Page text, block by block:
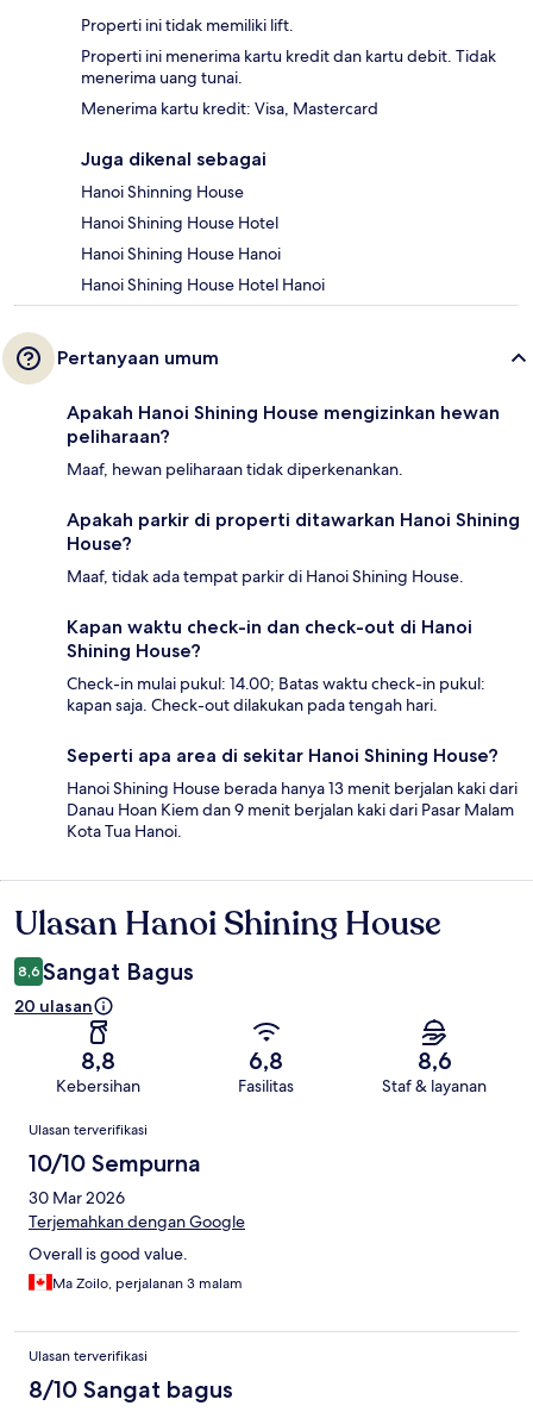
Properti ini tidak memiliki lift.
Properti ini menerima kartu kredit dan kartu debit. Tidak
menerima uang tunai.
Menerima kartu kredit: Visa, Mastercard
Juga dikenal sebagai
Hanoi Shinning House
Hanoi Shining House Hotel
Hanoi Shining House Hanoi
Hanoi Shining House Hotel Hanoi
Pertanyaan umum
Apakah Hanoi Shining House mengizinkan hewan
peliharaan?
Maaf, hewan peliharaan tidak diperkenankan.
Apakah parkir di properti ditawarkan Hanoi Shining
House?
Maaf, tidak ada tempat parkir di Hanoi Shining House.
Kapan waktu check-in dan check-out di Hanoi
Shining House?
Check-in mulai pukul: 14.00; Batas waktu check-in pukul:
kapan saja. Check-out dilakukan pada tengah hari.
Seperti apa area di sekitar Hanoi Shining House?
Hanoi Shining House berada hanya 13 menit berjalan kaki dari
Danau Hoan Kiem dan 9 menit berjalan kaki dari Pasar Malam
Kota Tua Hanoi.
Ulasan
Ulasan Hanoi Shining House
8,6 Sangat Bagus
20 ulasan
8,8
Kebersihan
6,8
Fasilitas
8,6
Staf & layanan
Ulasan
Ulasan terverifikasi
10/10 Sempurna
30 Mar 2026
Terjemahkan dengan Google
Overall is good value.
Ma Zoilo, perjalanan 3 malam
Ulasan terverifikasi
8/10 Sangat bagus